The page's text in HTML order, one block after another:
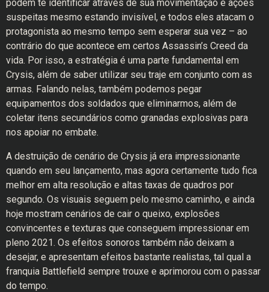
podem te identificar através de sua movimentação e ações
suspeitas mesmo estando invisível, e todos eles atacam o
protagonista ao mesmo tempo sem esperar sua vez – ao
contrário do que acontece em certos Assassin’s Creed da
vida. Por isso, a estratégia é uma parte fundamental em
Crysis, além de saber utilizar seu traje em conjunto com as
armas. Falando nelas, também podemos pegar
equipamentos dos soldados que eliminarmos, além de
coletar itens secundários como granadas explosivas para
nos apoiar no embate.
A destruição de cenário de Crysis já era impressionante
quando em seu lançamento, mas agora certamente tudo fica
melhor em alta resolução e altas taxas de quadros por
segundo. Os visuais seguem pelo mesmo caminho, e ainda
hoje mostram cenários de cair o queixo, explosões
convincentes e texturas que conseguem impressionar em
pleno 2021. Os efeitos sonoros também não deixam a
desejar, e apresentam efeitos bastante realistas, tal qual a
franquia Battlefield sempre trouxe e aprimorou com o passar
do tempo.